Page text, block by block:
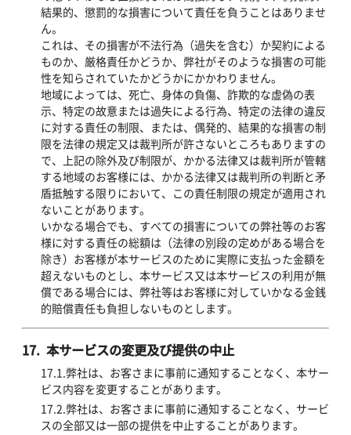
結果的、懲罰的な損害について責任を負うことはありませ
ん。
これは、その損害が不法行為（過失を含む）か契約による
ものか、厳格責任かどうか、弊社がそのような損害の可能
性を知らされていたかどうかにかかわりません。
地域によっては、死亡、身体の負傷、詐欺的な虚偽の表
示、特定の故意または過失による行為、特定の法律の違反
に対する責任の制限、または、偶発的、結果的な損害の制
限を法律の規定又は裁判所が許さないところもありますの
で、上記の除外及び制限が、かかる法律又は裁判所が管轄
する地域のお客様には、かかる法律又は裁判所の判断と矛
盾抵触する限りにおいて、この責任制限の規定が適用され
ないことがあります。
いかなる場合でも、すべての損害についての弊社等のお客
様に対する責任の総額は（法律の別段の定めがある場合を
除き）お客様が本サービスのために実際に支払った金額を
超えないものとし、本サービス又は本サービスの利用が無
償である場合には、弊社等はお客様に対していかなる金銭
的賠償責任も負担しないものとします。
17. 本サービスの変更及び提供の中止
17.1.弊社は、お客さまに事前に通知することなく、本サー
ビス内容を変更することがあります。
17.2.弊社は、お客さまに事前に通知することなく、サービ
スの全部又は一部の提供を中止することがあります。